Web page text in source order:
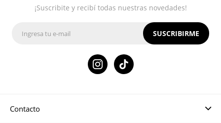
Contacto
¡Suscribite y recibí todas nuestras novedades!
SUSCRIBIRME
